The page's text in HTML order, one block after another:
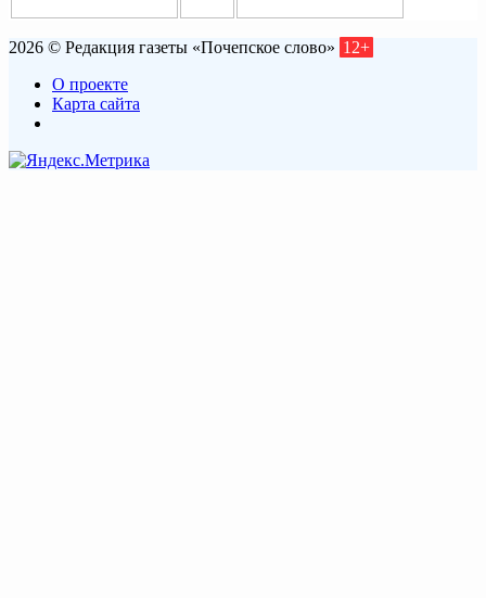
2026 © Редакция газеты «Почепское слово» 12+
О проекте
Карта сайта